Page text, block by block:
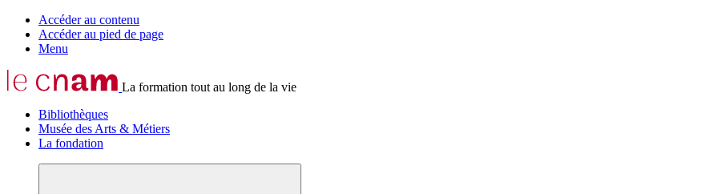
Accéder au contenu
Accéder au pied de page
Menu
La formation tout au long de la vie
Bibliothèques
Musée des Arts & Métiers
La fondation